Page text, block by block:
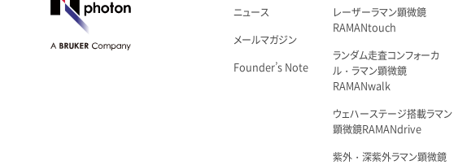
ニュース
メールマガジン
Founder’s Note
レーザーラマン顕微鏡
RAMANtouch
ランダム走査コンフォーカ
ル・ラマン顕微鏡
RAMANwalk
ウェハーステージ搭載ラマン
顕微鏡RAMANdrive
紫外・深紫外ラマン顕微鏡